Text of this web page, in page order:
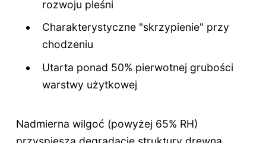
rozwoju pleśni
Charakterystyczne "skrzypienie" przy
chodzeniu
Utarta ponad 50% pierwotnej grubości
warstwy użytkowej
Nadmierna wilgoć (powyżej 65% RH)